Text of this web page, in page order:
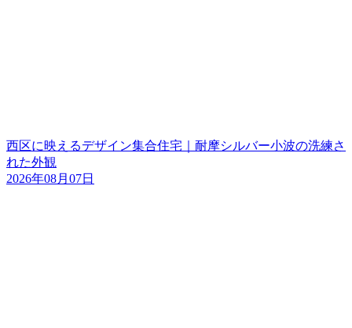
西区に映えるデザイン集合住宅｜耐摩シルバー小波の洗練さ
れた外観
2026年08月07日